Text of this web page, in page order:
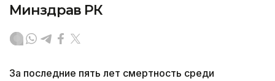
Минздрав РК
За последние пять лет смертность среди